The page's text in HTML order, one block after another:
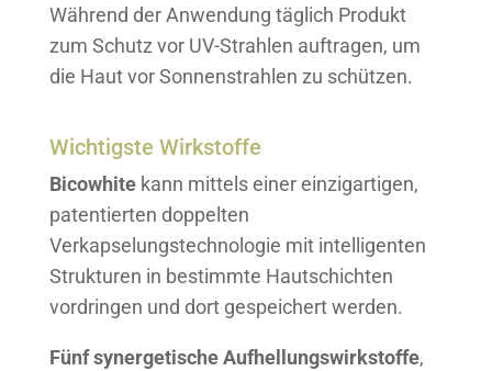
Während der Anwendung täglich Produkt
zum Schutz vor UV-Strahlen auftragen, um
die Haut vor Sonnenstrahlen zu schützen.
Wichtigste Wirkstoffe
Bicowhitekann mittels einer einzigartigen,
patentierten doppelten
Verkapselungstechnologie mit intelligenten
Strukturen in bestimmte Hautschichten
vordringen und dort gespeichert werden.
Fünf synergetische Aufhellungswirkstoffe,